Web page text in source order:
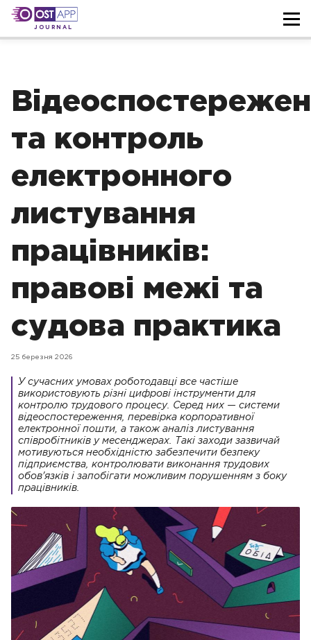
JOURNAL
та контроль
електронного
листування
працівників:
правові межі та
судова практика
25 березня 2026
У сучасних умовах роботодавці все частіше
використовують різні цифрові інструменти для
контролю трудового процесу. Серед них — системи
відеоспостереження, перевірка корпоративної
електронної пошти, а також аналіз листування
співробітників у месенджерах. Такі заходи зазвичай
мотивуються необхідністю забезпечити безпеку
підприємства, контролювати виконання трудових
обов'язків і запобігати можливим порушенням з боку
працівників.